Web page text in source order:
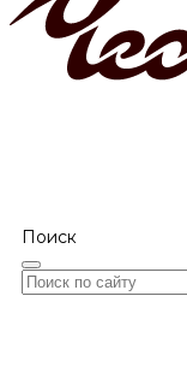
Поиск